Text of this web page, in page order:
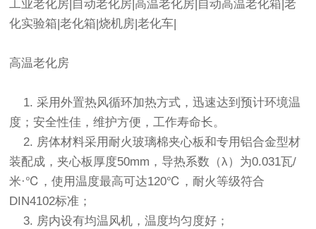
工业老化房 |自动老化房 高温老化房 |自动高温老化箱|老
化实验箱|老化箱|烧机房|老化车|
高温老化房
1. 采用外置热风循环加热方式，迅速达到预计环境温
度；安全性佳，维护方便，工作寿命长。
2. 房体材料采用耐火玻璃棉夹心板和专用铝合金型材
装配成，夹心板厚度50mm，导热系数（λ）为0.031瓦/
米·℃，使用温度最高可达120℃，耐火等级符合
DIN4102标准；
3. 房内设有均温风机，温度均匀度好；